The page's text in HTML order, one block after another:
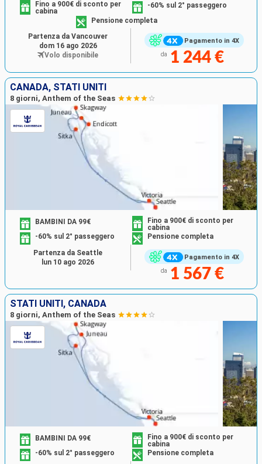
Pagamento in 4X
Fino a 900€ di sconto per
cabina
-60% sul 2° passeggero
Pensione completa
da 1 244 €
Partenza da Vancouver
dom 16 ago 2026
Volo disponibile
CANADA, STATI UNITI
8 giorni, Anthem of the Seas
Pagamento in 4X
BAMBINI DA 99€
Fino a 900€ di sconto per
cabina
-60% sul 2° passeggero
Pensione completa
da 1 567 €
Partenza da Seattle
lun 10 ago 2026
STATI UNITI, CANADA
8 giorni, Anthem of the Seas
BAMBINI DA 99€
Fino a 900€ di sconto per
cabina
-60% sul 2° passeggero
Pensione completa